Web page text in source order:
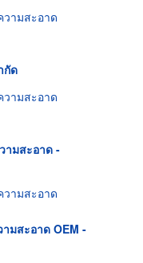
ามสะอาด
กัด
ามสะอาด
มสะอาด -
ามสะอาด
มสะอาด OEM -